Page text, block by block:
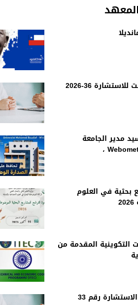
36-2026
مدير الجامعة
بحثية في العلوم
التكوينية المقدمة من
رقم 33